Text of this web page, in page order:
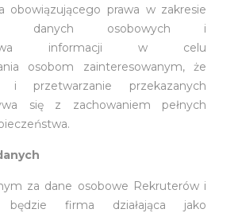
obowiązującego prawa w zakresie
danych osobowych i
informacji w celu
osobom zainteresowanym, że
i przetwarzanie przekazanych
się z zachowaniem pełnych
za dane osobowe Rekruterów i
będzie firma działająca jako